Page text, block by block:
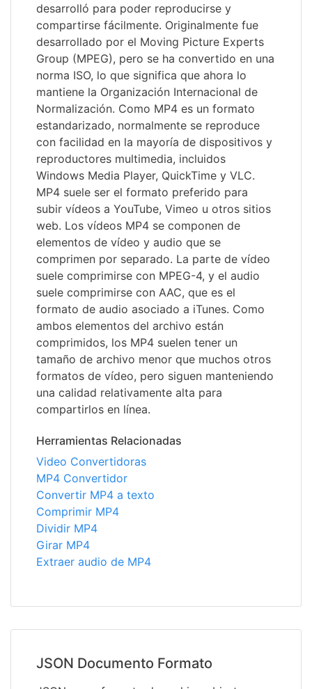
desarrolló para poder reproducirse y
compartirse fácilmente. Originalmente fue
desarrollado por el Moving Picture Experts
Group (MPEG), pero se ha convertido en una
norma ISO, lo que significa que ahora lo
mantiene la Organización Internacional de
Normalización. Como MP4 es un formato
estandarizado, normalmente se reproduce
con facilidad en la mayoría de dispositivos y
reproductores multimedia, incluidos
Windows Media Player, QuickTime y VLC.
MP4 suele ser el formato preferido para
subir vídeos a YouTube, Vimeo u otros sitios
web. Los vídeos MP4 se componen de
elementos de vídeo y audio que se
comprimen por separado. La parte de vídeo
suele comprimirse con MPEG-4, y el audio
suele comprimirse con AAC, que es el
formato de audio asociado a iTunes. Como
ambos elementos del archivo están
comprimidos, los MP4 suelen tener un
tamaño de archivo menor que muchos otros
formatos de vídeo, pero siguen manteniendo
una calidad relativamente alta para
compartirlos en línea.
Herramientas Relacionadas
Video Convertidoras
MP4 Convertidor
Convertir MP4 a texto
Comprimir MP4
Dividir MP4
Girar MP4
Extraer audio de MP4
JSON Documento Formato